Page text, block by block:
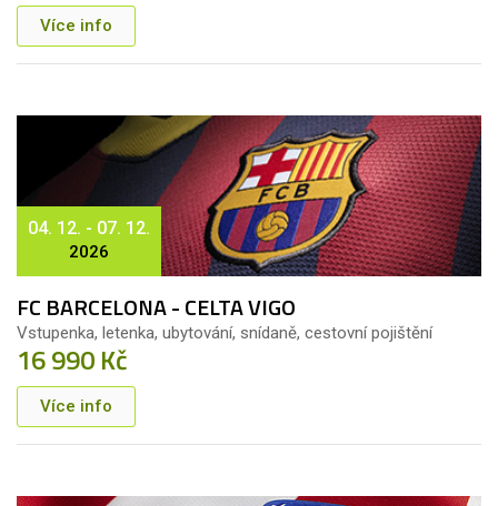
Více info
04. 12. - 07. 12.
2026
FC BARCELONA - CELTA VIGO
Vstupenka, letenka, ubytování, snídaně, cestovní pojištění
16 990 Kč
Více info